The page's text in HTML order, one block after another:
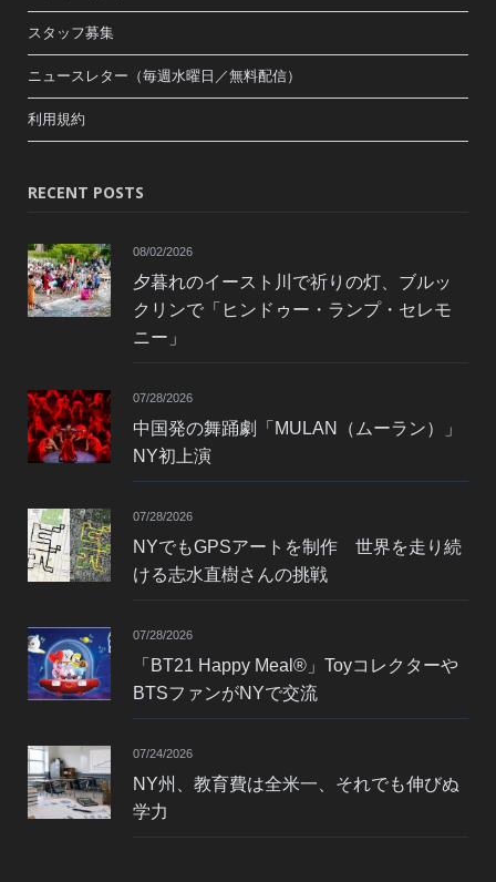
スタッフ募集
ニュースレター（毎週水曜日／無料配信）
利用規約
RECENT POSTS
08/02/2026
夕暮れのイースト川で祈りの灯、ブルッ
クリンで「ヒンドゥー・ランプ・セレモ
ニー」
07/28/2026
中国発の舞踊劇「MULAN（ムーラン）」
NY初上演
07/28/2026
NYでもGPSアートを制作 世界を走り続
ける志水直樹さんの挑戦
07/28/2026
「BT21 Happy Meal®」Toyコレクターや
BTSファンがNYで交流
07/24/2026
NY州、教育費は全米一、それでも伸びぬ
学力